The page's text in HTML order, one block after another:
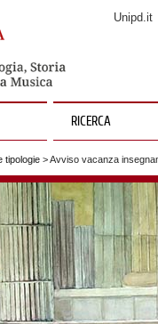
Unipd.it
RICERCA
tipologie > Avviso vacanza